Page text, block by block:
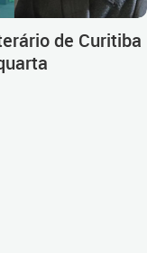
de Curitiba